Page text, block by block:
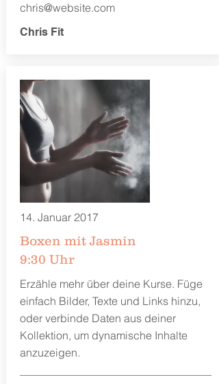
chris@website.com
Chris Fit
14. Januar 2017
Boxen mit Jasmin
9:30 Uhr
Erzähle mehr über deine Kurse. Füge
einfach Bilder, Texte und Links hinzu,
oder verbinde Daten aus deiner
Kollektion, um dynamische Inhalte
anzuzeigen.